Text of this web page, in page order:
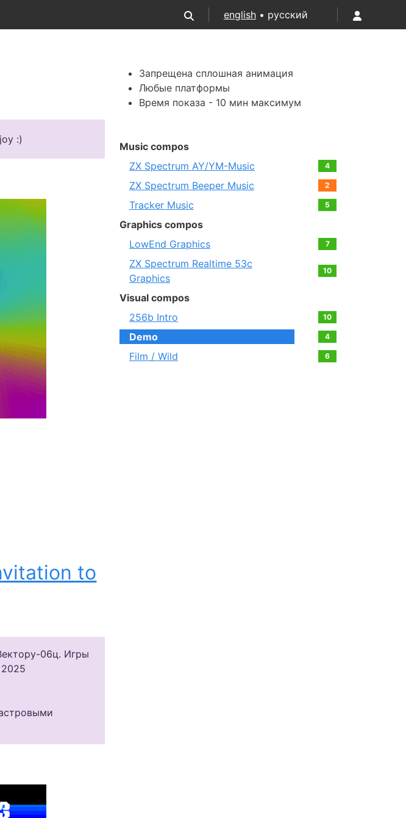
english • русский
:)
to
06ц. Игры
Запрещена сплошная анимация
Любые платформы
Время показа - 10 мин максимум
Music compos
ZX Spectrum AY/YM-Music
4
ZX Spectrum Beeper Music 2
Tracker Music 5
Graphics compos
LowEnd Graphics
7
ZX Spectrum Realtime 53c
Graphics
10
Visual compos
256b Intro
10
Demo 4
Film / Wild 6